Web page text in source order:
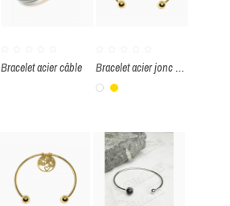
Bracelet acier câble Bracelet acier jonc hérisson
Blanc
Or